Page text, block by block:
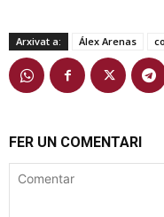
Arxivat a: Álex Arenas
FER UN COMENTARI